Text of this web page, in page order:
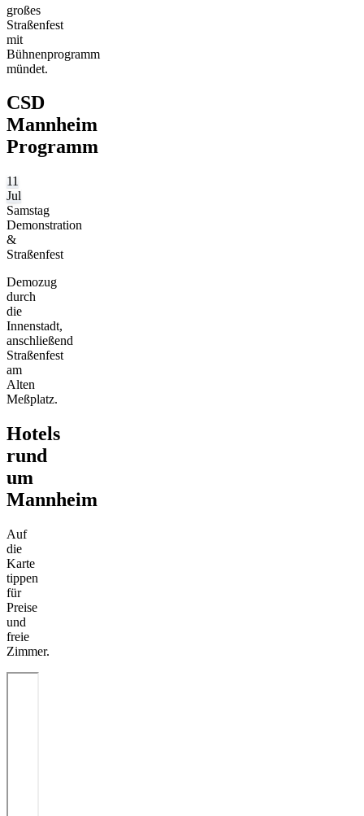
großes
Straßenfest
mit
Bühnenprogramm
mündet.
CSD
Mannheim
Programm
11
Jul
Samstag
Demonstration
&
Straßenfest
Demozug
durch
die
Innenstadt,
anschließend
Straßenfest
am
Alten
Meßplatz.
Hotels
rund
um
Mannheim
Auf
die
Karte
tippen
für
Preise
und
freie
Zimmer.